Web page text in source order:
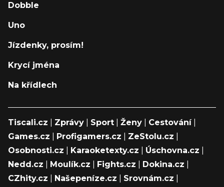
Dobble
Uno
Jízdenky, prosím!
Krycí jména
Na křídlech
Tiscali.cz Zprávy Sport Ženy Cestování|
Games.cz
Profigamers.cz ZeStolu.cz
Osobnosti.cz
Karaoketexty.cz Úschovna.cz
Nedd.cz
Moulík.cz Fights.cz Dokina.cz
CZhity.cz
Našepeníze.cz Srovnám.cz